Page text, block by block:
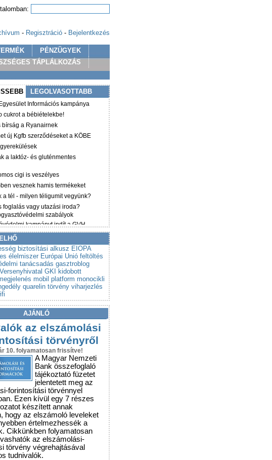
- Regisztráció - Bejelentkezés
PÉNZÜGYEK
TÁPLÁLKOZÁS
LEGOLVASOTTABB
Információs kampánya
cukrot a bébiételekbe!
bírság a Ryanairnek
új Kgfb szerződéseket a KÖBE
a laktóz- és gluténmentes
cigi is veszélyes
vesznek hamis termékeket
a tél - milyen téligumit vegyünk?
foglalás vagy utazási iroda?
szabályok
kampányt indít a GVH
Lebuktathatja a csalókat!
az árubemutatókra
szabályok
biztosítási alkusz EIOPA
élelmiszer Európai Unió feltöltés
tanácsadás gasztroblog
GKI
kidobott
mobil platform monocikli
quarelin törvény viharjezlés
AJÁNLÓ
az elszámolási
törvényről
10. folyamatosan frissítve!
A Magyar Nemzeti
Bank összefoglaló
tájékoztató füzetet
jelentetett meg az
forintosítási törvénnyel
Ezen kívül egy 7 részes
készített annak
hogy az elszámoló leveleket
értelmezhessék a
Cikkünkben folyamatosan
az elszámolási-
törvény végrehajtásával
tudnivalók.